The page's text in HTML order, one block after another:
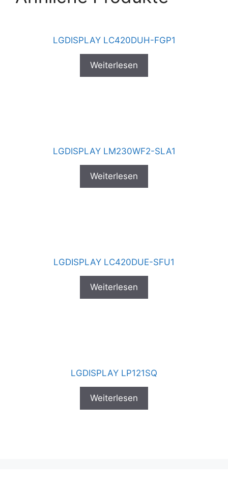
LGDISPLAY LC420DUH-FGP1
Weiterlesen
LGDISPLAY LM230WF2-SLA1
Weiterlesen
LGDISPLAY LC420DUE-SFU1
Weiterlesen
LGDISPLAY LP121SQ
Weiterlesen